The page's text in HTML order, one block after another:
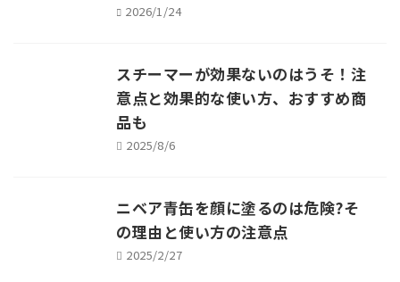
2026/1/24
スチーマーが効果ないのはうそ！注
意点と効果的な使い方、おすすめ商
品も
2025/8/6
ニベア青缶を顔に塗るのは危険?そ
の理由と使い方の注意点
2025/2/27